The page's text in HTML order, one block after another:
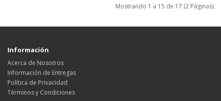
Mostrando 1 a 15 de 17 (2 Páginas)
Información
Acerca de Nosotros
Información de Entregas
Política de Privacidad
Términos y Condiciones